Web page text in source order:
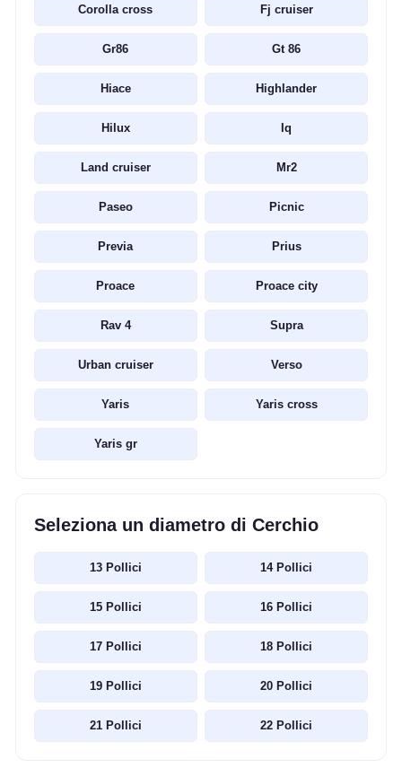
Corolla cross Fj cruiser
Gr86 Gt 86
Hiace Highlander
Hilux Iq
Land cruiser Mr2
Paseo Picnic
Previa Prius
Proace Proace city
Rav 4 Supra
Urban cruiser Verso
Yaris Yaris cross
Yaris gr
Seleziona un diametro di Cerchio
13 Pollici 14 Pollici
15 Pollici 16 Pollici
17 Pollici 18 Pollici
19 Pollici 20 Pollici
21 Pollici 22 Pollici